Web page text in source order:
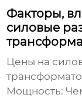
Факторы,
силовые
Цены на
Мощность: